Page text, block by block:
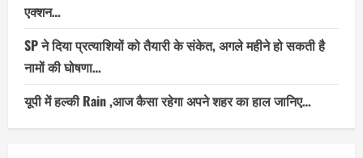
एक्शन…
SP ने दिया प्रत्याशियों को तैयारी के संकेत, अगले महीने हो सकती है
नामों की घोषणा…
यूपी में हल्की Rain ,आज कैसा रहेगा अपने शहर का हाल जानिए…